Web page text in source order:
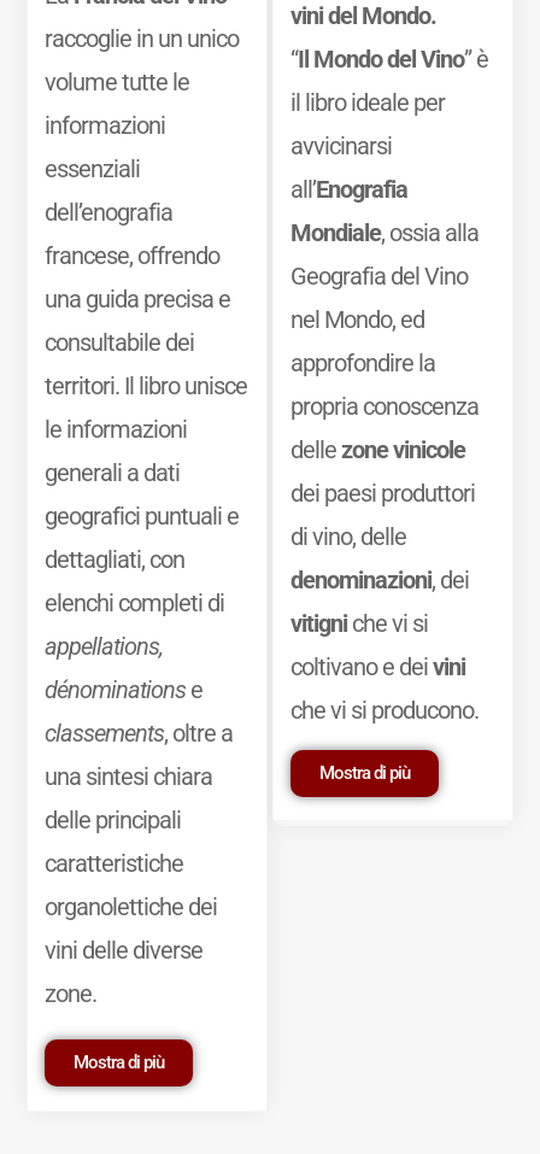
raccoglie in un unico
volume tutte le
informazioni
essenziali
dell’enografia
francese, offrendo
una guida precisa e
consultabile dei
territori. Il libro unisce
le informazioni
generali a dati
geografici puntuali e
dettagliati, con
elenchi completi di
appellations,
dénominationse
classements, oltre a
una sintesi chiara
delle principali
caratteristiche
organolettiche dei
vini delle diverse
zone.
Mostra di più
vini del Mondo.
“Il Mondo del Vino” è
il libro ideale per
avvicinarsi
all’Enografia
Mondiale, ossia alla
Geografia del Vino
nel Mondo, ed
approfondire la
propria conoscenza
dellezone vinicole
dei paesi produttori
di vino, delle
denominazioni, dei
vitigniche vi si
coltivano e deivini
che vi si producono.
Mostra di più